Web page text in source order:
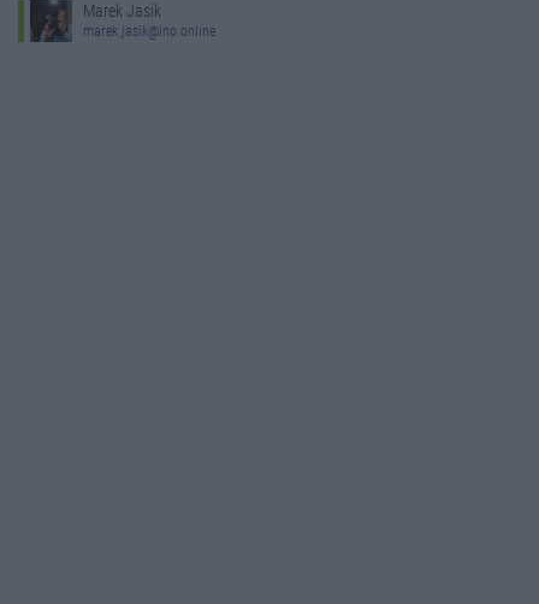
Marek Jasik
marek.jasik@ino.online